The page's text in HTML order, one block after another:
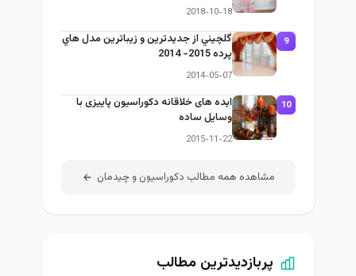
2018-10-18
9
گلچيني از جديدترين و زيباترين مدل هاي
پرده 2015- 2014
2014-05-07
10
ایده های خلاقانه دکوراسیون پاییزی با
وسایل ساده
2015-11-22
مشاهده همه مطالب دكوراسيون و چيدمان
پربازدیدترین مطالب